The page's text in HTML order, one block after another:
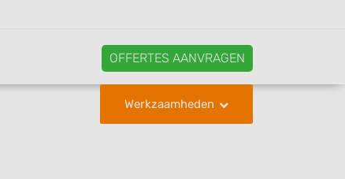
OFFERTES AANVRAGEN
Werkzaamheden